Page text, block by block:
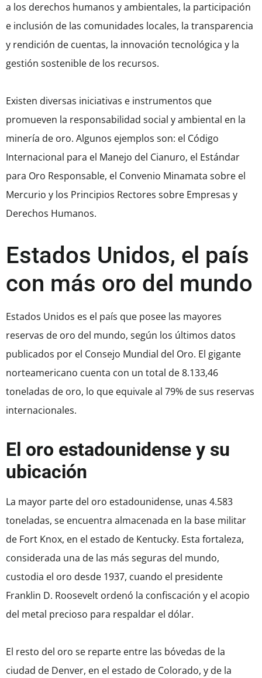
a los derechos humanos y ambientales, la participación
e inclusión de las comunidades locales, la transparencia
y rendición de cuentas, la innovación tecnológica y la
gestión sostenible de los recursos.
Existen diversas iniciativas e instrumentos que
promueven la responsabilidad social y ambiental en la
minería de oro. Algunos ejemplos son: el Código
Internacional para el Manejo del Cianuro, el Estándar
para Oro Responsable, el Convenio Minamata sobre el
Mercurio y los Principios Rectores sobre Empresas y
Derechos Humanos.
Estados Unidos, el país
con más oro del mundo
Estados Unidos es el país que posee las mayores
reservas de oro del mundo, según los últimos datos
publicados por el Consejo Mundial del Oro. El gigante
norteamericano cuenta con un total de 8.133,46
toneladas de oro, lo que equivale al 79% de sus reservas
internacionales.
El oro estadounidense y su
ubicación
La mayor parte del oro estadounidense, unas 4.583
toneladas, se encuentra almacenada en la base militar
de Fort Knox, en el estado de Kentucky. Esta fortaleza,
considerada una de las más seguras del mundo,
custodia el oro desde 1937, cuando el presidente
Franklin D. Roosevelt ordenó la confiscación y el acopio
del metal precioso para respaldar el dólar.
El resto del oro se reparte entre las bóvedas de la
ciudad de Denver, en el estado de Colorado, y de la